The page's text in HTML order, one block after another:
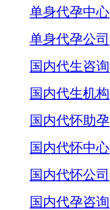
单身代孕中心
单身代孕公司
国内代生咨询
国内代生机构
国内代怀助孕
国内代怀中心
国内代怀公司
国内代孕咨询